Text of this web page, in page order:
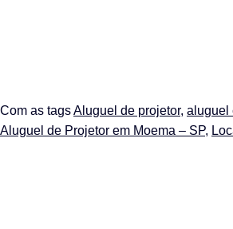
Com as tagsAluguel de projetor, aluguel
Aluguel de Projetor em Moema – SP,